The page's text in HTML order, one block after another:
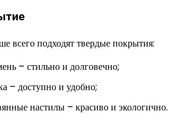
всего подходят твердые покрытия:
– стильно и долговечно;
– доступно и удобно;
настилы – красиво и экологично.